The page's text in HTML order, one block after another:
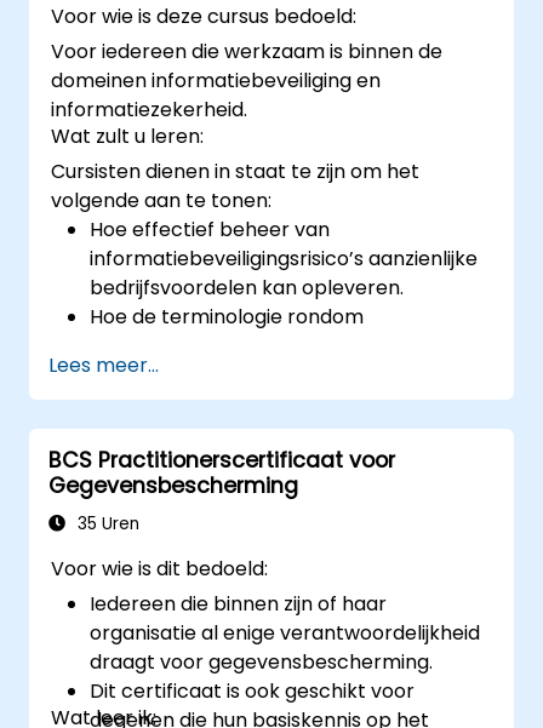
architectuur en maatregelen voldoende
zijn om de beveiligingsrisico’s te
verminderen.
Gebruikmaken van gangbare
beveiligingstechnieken en -architecturen
om risico’s te mitigeren.
Nieuwe architectuurontwerpen
ontwikkelen die geschikt zijn voor nieuwe
technologieën en zakelijke processen.
Begeleiding bieden en advies geven over
problemen rond informatiebeveiliging en
ICT-systemen veilig configureren
conform de goedgekeurde
beveiligingsarchitectuur.
Voor wie is deze cursus bedoeld:
Voor iedereen die werkzaam is binnen de
domeinen informatiebeveiliging en
informatiezekerheid.
Wat zult u leren:
Cursisten dienen in staat te zijn om het
volgende aan te tonen:
Hoe effectief beheer van
informatiebeveiligingsrisico’s aanzienlijke
bedrijfsvoordelen kan opleveren.
Hoe de terminologie rondom
uit te leggen en optimaal toe te passen.
Hoe dreigingen- en
kwetsbaarheidsanalyse,
bedrijfsimpactanalyses en risico-
assessments uit te voeren.
De principes achter beheersmaatregelen
Hoe de resultaten op een manier te
presenteren die dient als basis voor een
plan ter behandeling van risico’s.
Het toepassen van systemen voor
informatieclassificatie.
Lees meer...
BCS Practitionerscertificaat voor
Gegevensbescherming
35 Uren
Voor wie is dit bedoeld:
Iedereen die binnen zijn of haar
organisatie al enige verantwoordelijkheid
draagt voor gegevensbescherming.
Dit certificaat is ook geschikt voor
degenen die hun basiskennis op het
Wat leer ik: